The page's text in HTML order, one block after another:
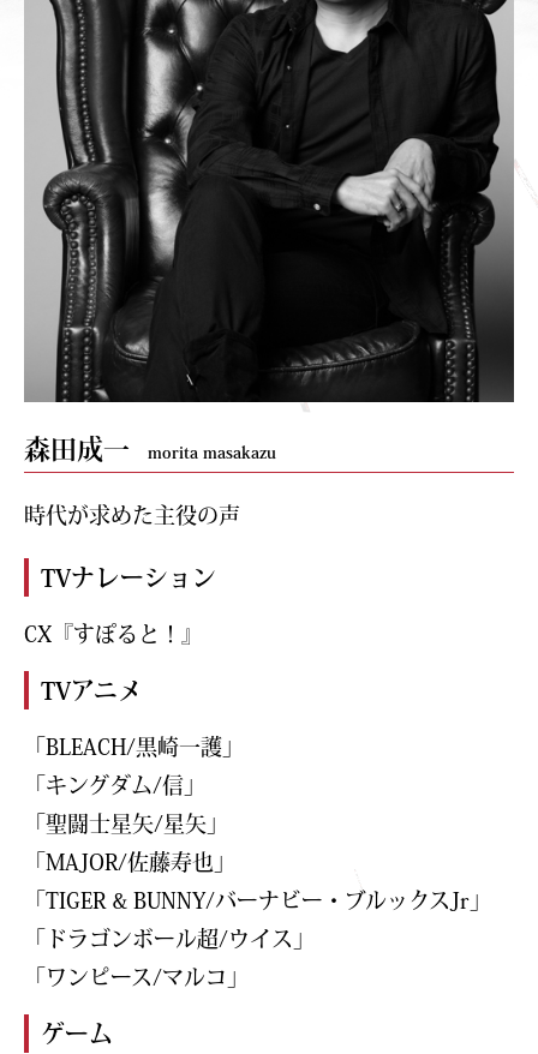
森田成一 morita masakazu
時代が求めた主役の声
TVナレーション
CX『すぽると！』
TVアニメ
「BLEACH/黒崎一護」
「キングダム/信」
「聖闘士星矢/星矢」
「MAJOR/佐藤寿也」
「TIGER & BUNNY/バーナビー・ブルックスJr」
「ドラゴンボール超/ウイス」
「ワンピース/マルコ」
ゲーム